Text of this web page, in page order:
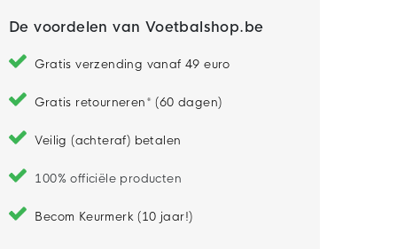
De voordelen van Voetbalshop.be
Gratis verzending vanaf 49 euro
Gratis retourneren* (60 dagen)
Veilig (achteraf) betalen
100% officiële producten
Becom Keurmerk (10 jaar!)